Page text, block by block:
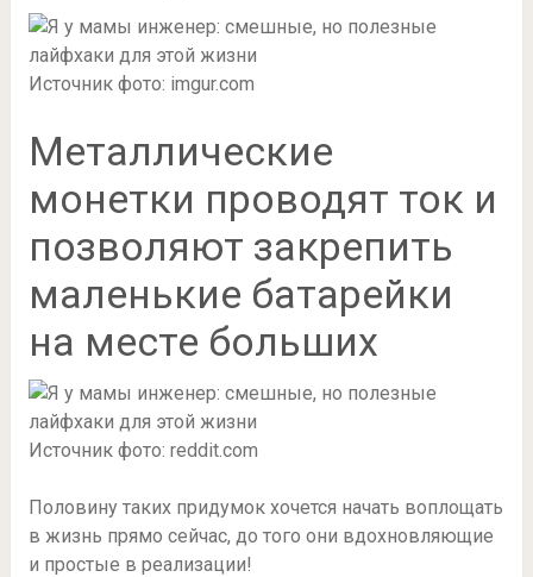
Источник фото: imgur.com
Металлические
монетки проводят ток и
позволяют закрепить
маленькие батарейки
на месте больших
Источник фото: reddit.com
Половину таких придумок хочется начать воплощать
в жизнь прямо сейчас, до того они вдохновляющие
и простые в реализации!